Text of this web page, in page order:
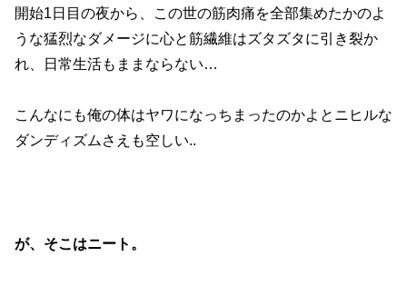
開始1日目の夜から、この世の筋肉痛を全部集めたかのよ
うな猛烈なダメージに心と筋繊維はズタズタに引き裂か
れ、日常生活もままならない…
こんなにも俺の体はヤワになっちまったのかよとニヒルな
ダンディズムさえも空しい..
が、そこはニート。